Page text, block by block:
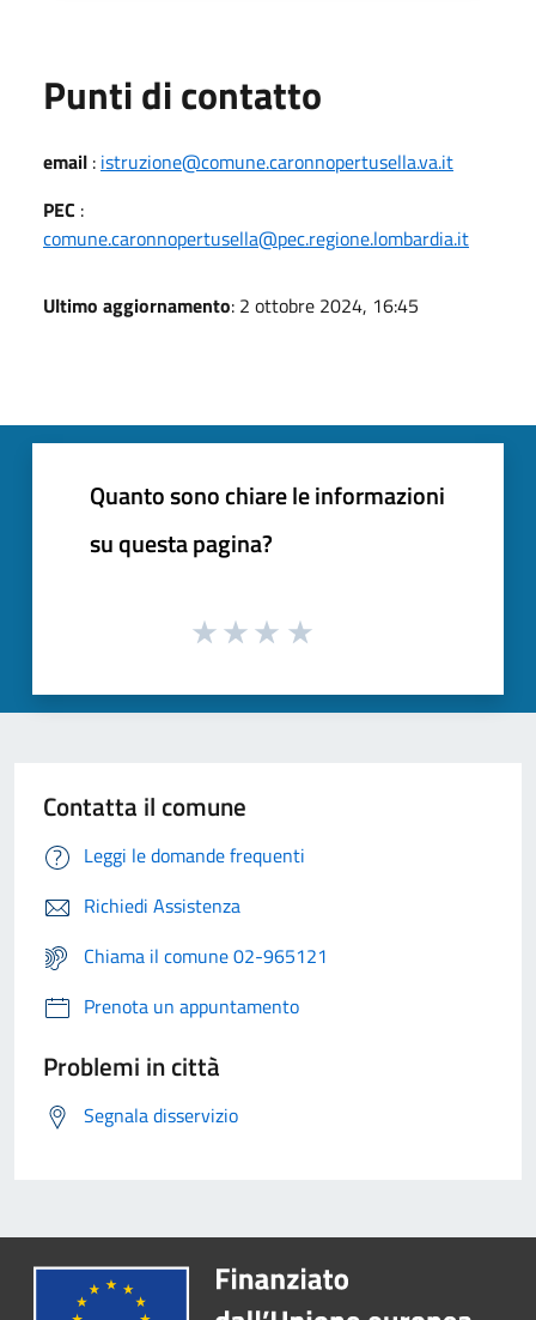
Punti di contatto
email : istruzione@comune.caronnopertusella.va.it
PEC :
comune.caronnopertusella@pec.regione.lombardia.it
Ultimo aggiornamento: 2 ottobre 2024, 16:45
Quanto sono chiare le informazioni
su questa pagina?
Contatta il comune
Leggi le domande frequenti
Richiedi Assistenza
Chiama il comune 02-965121
Prenota un appuntamento
Problemi in città
Segnala disservizio